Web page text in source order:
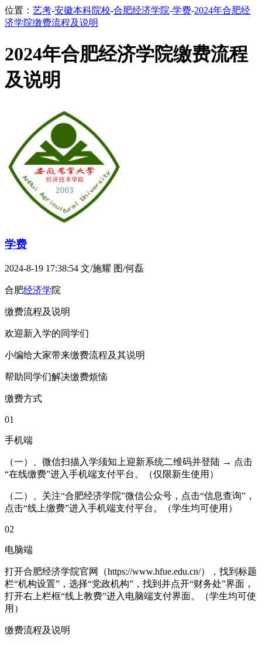
位置： 艺考-安徽本科院校-合肥经济学院-学费-2024年合肥经
济学院缴费流程及说明
2024年合肥经济学院缴费流程
及说明
学费
2024-8-19 17:38:54 文/施耀 图/何磊
合肥经济学院
缴费流程及说明
欢迎新入学的同学们
小编给大家带来缴费流程及其说明
帮助同学们解决缴费烦恼
缴费方式
01
手机端
（一）、微信扫描入学须知上迎新系统二维码并登陆 → 点击
“在线缴费”进入手机端支付平台。（仅限新生使用）
（二）、关注“合肥经济学院”微信公众号，点击“信息查询”，
点击“线上缴费”进入手机端支付平台。（学生均可使用）
02
电脑端
打开合肥经济学院官网（https://www.hfue.edu.cn/），找到标题
栏“机构设置”，选择“党政机构”，找到并点开“财务处”界面，
打开右上栏框“线上教费”进入电脑端支付界面。（学生均可使
用）
缴费流程及说明